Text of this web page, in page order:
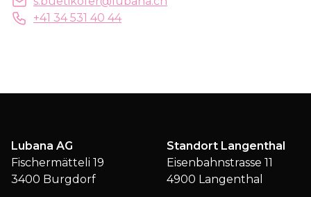
+41 34 531 40 44
Lubana AG
Fischermätteli 19
3400 Burgdorf
Standort Langenthal
Eisenbahnstrasse 11
4900 Langenthal